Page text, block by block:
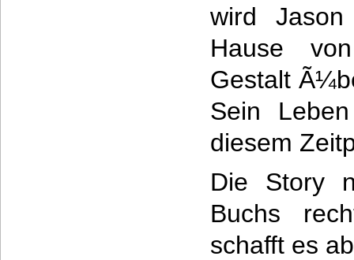
wird
Hause
Gestalt
Sein
diesem
Die Story
Buchs
schafft es